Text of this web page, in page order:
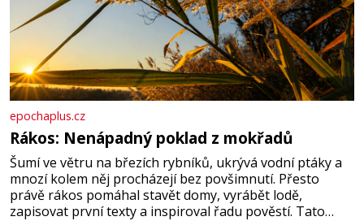
epochaplus.cz
Rákos: Nenápadný poklad z mokřadů
Šumí ve větru na březích rybníků, ukrývá vodní ptáky a
mnozí kolem něj procházejí bez povšimnutí. Přesto
právě rákos pomáhal stavět domy, vyrábět lodě,
zapisovat první texty a inspiroval řadu pověstí. Tato